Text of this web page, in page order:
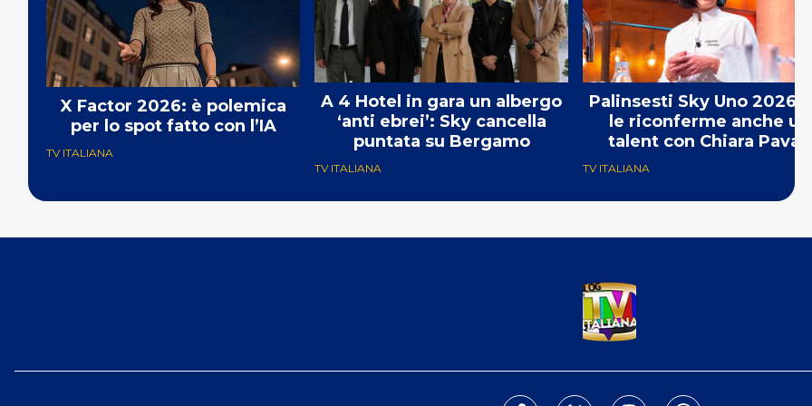
X Factor 2026: è polemica
per lo spot fatto con l’IA
TV ITALIANA
A 4 Hotel in gara un albergo
‘anti ebrei’: Sky cancella
puntata su Bergamo
TV ITALIANA
Palinsesti Sky Uno 2026:
le riconferme anche un
talent con Chiara Pavan
TV ITALIANA